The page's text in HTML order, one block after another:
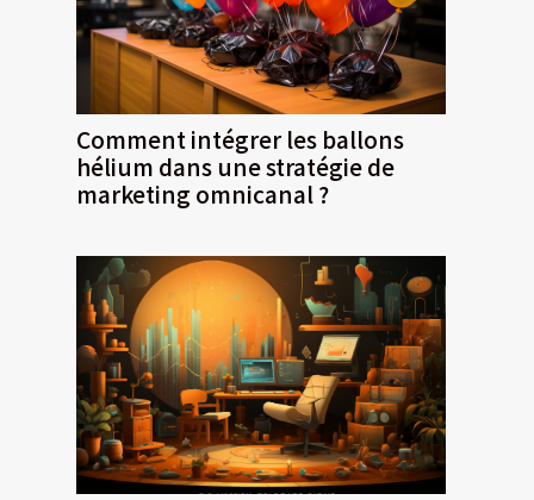
Comment intégrer les ballons
hélium dans une stratégie de
marketing omnicanal ?